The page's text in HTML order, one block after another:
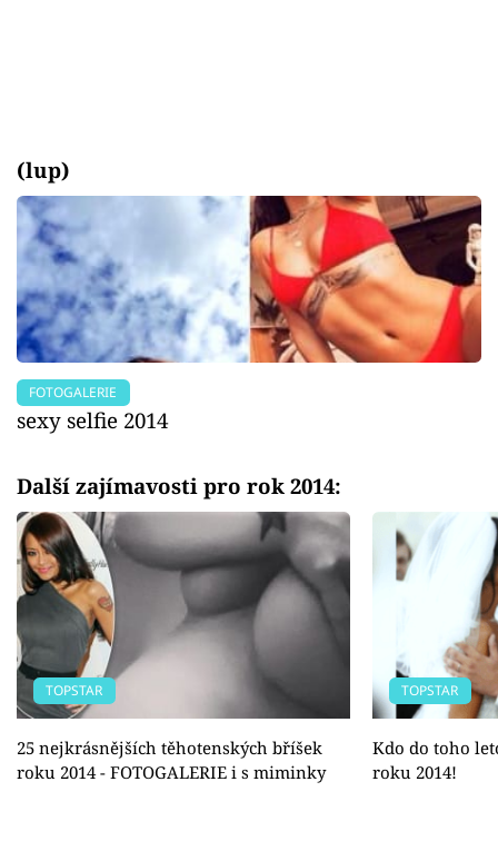
(lup)
FOTOGALERIE
sexy selfie 2014
Další zajímavosti pro rok 2014:
TOPSTAR
25 nejkrásnějších těhotenských bříšek
roku 2014 - FOTOGALERIE i s miminky
TOPSTAR
Kdo do toho
roku 2014!